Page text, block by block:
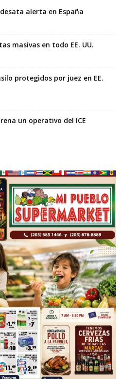
alerta en España
masivas en todo EE. UU.
protegidos por juez en EE.
un operativo del ICE